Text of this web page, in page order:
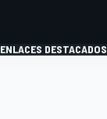
ENLACES DESTACADOS